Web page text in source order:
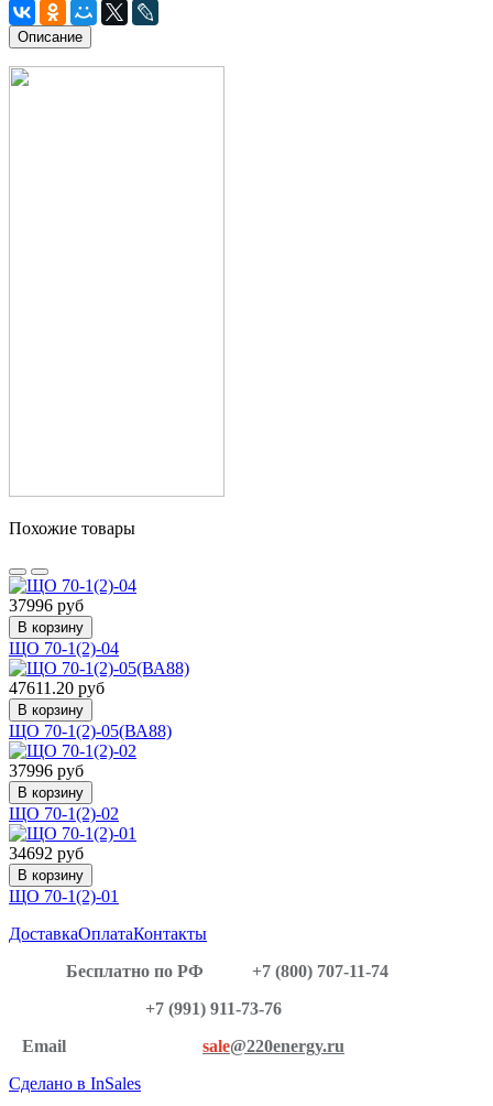
Описание
Похожие товары
37996 руб
В корзину
ЩО 70-1(2)-04
47611.20 руб
В корзину
ЩО 70-1(2)-05(ВА88)
37996 руб
В корзину
ЩО 70-1(2)-02
34692 руб
В корзину
ЩО 70-1(2)-01
ДоставкаОплатаКонтакты
Бесплатно по РФ
+7 (800) 707-11-74
+7 (991) 911-73-76
Email
sale@220energy.ru
Сделано в InSales